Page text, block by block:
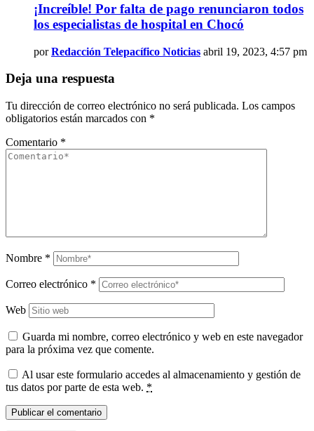
¡Increíble! Por falta de pago renunciaron todos
los especialistas de hospital en Chocó
por Redacción Telepacífico Noticias abril 19, 2023, 4:57 pm
Deja una respuesta
Tu dirección de correo electrónico no será publicada. Los campos
obligatorios están marcados con *
Comentario *
Nombre *
Correo electrónico *
Web
Guarda mi nombre, correo electrónico y web en este navegador
para la próxima vez que comente.
Al usar este formulario accedes al almacenamiento y gestión de
tus datos por parte de esta web. *
Publicar el comentario